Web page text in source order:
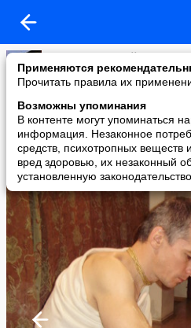
Применяются
Прочитать правила их
Возможны упоминания
В контенте могут упоминаться
информация. Незаконное
средств, психотропных веществ
вред здоровью, их незаконный
установленную
Манахов Виталий
added a photo
09 Oct в 07:19